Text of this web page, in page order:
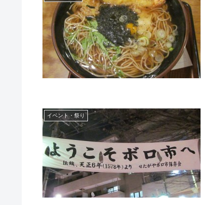
イベント・祭り